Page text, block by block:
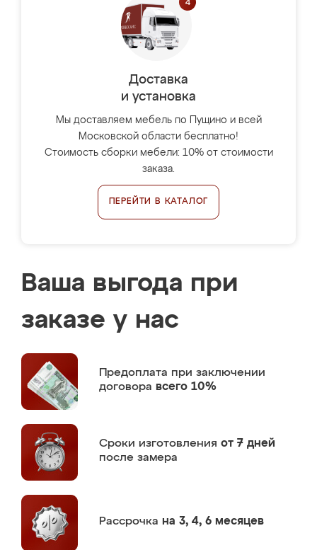
Доставка
и установка
Мы доставляем мебель по Пущино и всей
Московской области бесплатно!
Стоимость сборки мебели: 10% от стоимости
заказа.
ПЕРЕЙТИ В КАТАЛОГ
Ваша выгода при
заказе у нас
Предоплата при заключении
договора всего 10%
Сроки изготовления от 7 дней
после замера
Рассрочка на 3, 4, 6 месяцев